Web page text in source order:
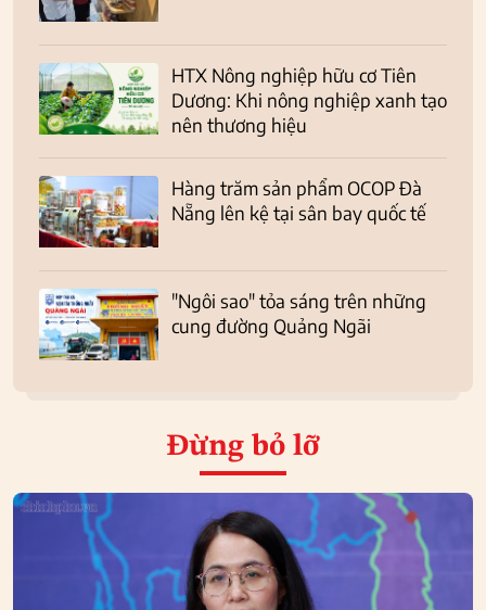
HTX Nông nghiệp hữu cơ Tiên
Dương: Khi nông nghiệp xanh tạo
nên thương hiệu
Hàng trăm sản phẩm OCOP Đà
Nẵng lên kệ tại sân bay quốc tế
"Ngôi sao" tỏa sáng trên những
cung đường Quảng Ngãi
Đừng bỏ lỡ